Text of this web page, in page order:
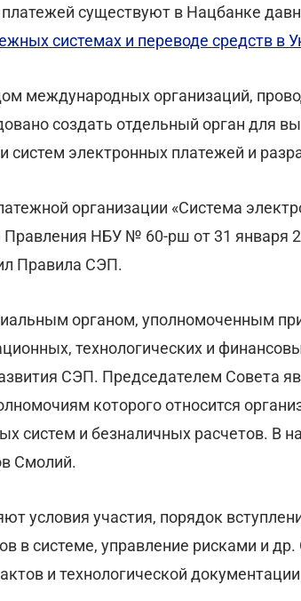
существуют в Нацбанке
системах и переводе средств в
международных организаций,
создать отдельный орган для
систем электронных платежей и
организации «Система
НБУ № 60-рш от 31 января
Правила СЭП.
органом, уполномоченным
технологических и
СЭП. Председателем Совета
которого относится
систем и безналичных расчетов. В
Смолий.
условия участия, порядок
в системе, управление рисками и
и технологической